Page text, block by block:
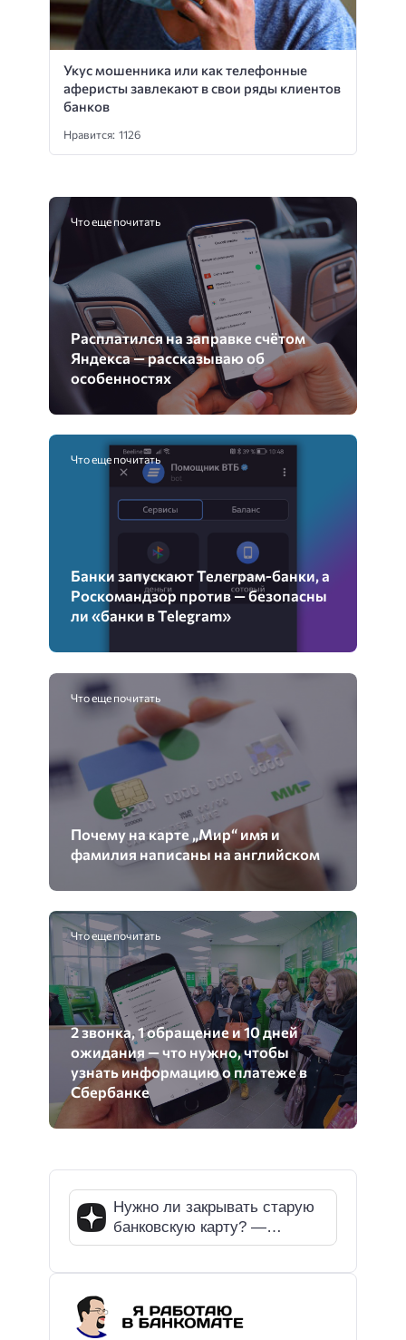
Укус мошенника или как телефонные
аферисты завлекают в свои ряды клиентов
банков
Нравится: 1126
Что еще почитать
Расплатился на заправке счётом
Яндекса — рассказываю об
особенностях
Что еще почитать
Банки запускают Телеграм-банки, а
Роскомандзор против — безопасны
ли «банки в Telegram»
Что еще почитать
Почему на карте „Мир“ имя и
фамилия написаны на английском
Что еще почитать
2 звонка, 1 обращение и 10 дней
ожидания — что нужно, чтобы
узнать информацию о платеже в
Сбербанке
Нужно ли закрывать старую
банковскую карту? —
разбираемся на реальном